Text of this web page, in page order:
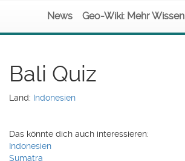
News Geo-Wiki: Mehr Wissen
Bali Quiz
Land: Indonesien
Das könnte dich auch interessieren:
Indonesien
Sumatra